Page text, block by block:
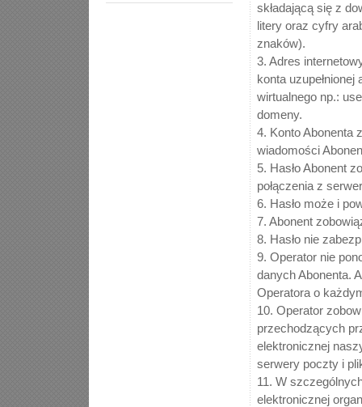
składającą się z
litery oraz cyfry
znaków).
3. Adres
konta
wirtualnego np.:
domeny.
4. Konto Abonenta
wiadomości
5. Hasło Abonent
połączenia z
6. Hasło może i
7. Abonent
8. Hasło nie
9. Operator nie
danych Abonenta.
Operatora o
10. Operator
przechodzących
elektronicznej
serwery poczty i
11. W
elektronicznej